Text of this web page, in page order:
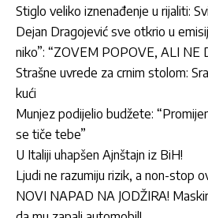
Stiglo veliko iznenađenje u rijaliti:
Dejan Dragojević sve otkrio u
niko”: “ZOVEM POPOVE, ALI NE
Strašne uvrede za crnim stolom:
kući
Munjez podijelio budžete:
se tiče tebe”
U Italiji uhapšen Ajnštajn iz BiH!
Ljudi ne razumiju rizik, a non-stop
NOVI NAPAD NA JODŽIRA!